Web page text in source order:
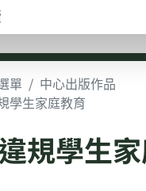
單
中心出版作品
學生家庭教育
規學生